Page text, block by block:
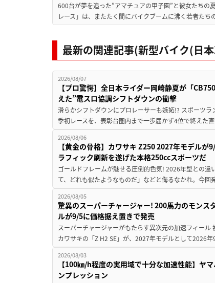
600台が夢を追った”アマチュアの甲子園”と彼女たち
レース」は、またたく間にバイクブームに沸く若者た
最新の関連記事(新型バイク(日
2026/08/07
【プロ驚愕】全日本ライダー岡崎静夏が「
えた”電スロ協調シフトダウンの衝撃
滑らかシフトダウンにプロレーサーも嫉妬!? スポーツ
季初レースを、表彰台圏内まで一歩届かず4位で終えた
2026/08/06
【黄金の骨格】カワサキ Z250 2027年モデル
ラフィック刷新を遂げた本格250ccスポーツだ
ゴールドフレームが魅せる圧倒的色気! 2026年型との
て、どれも似たようなものだ」などと侮るなかれ。今
2026/08/05
驚異のスーパーチャージャー! 200馬力のモン
ルが9/5に価格据え置きで発売
スーパーチャージャーがもたらす異次元の加速フィール
カワサキの「Z H2 SE」が、2027年モデルとして2026
2026/08/03
【100㎞/h程度の実用域で十分な加速性能】ヤ
ンプレッション